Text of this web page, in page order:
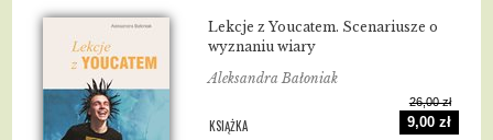
Lekcje z Youcatem. Scenariusze o
wyznaniu wiary
Aleksandra Bałoniak
KSIĄŻKA
26,00 zł
9,00 zł